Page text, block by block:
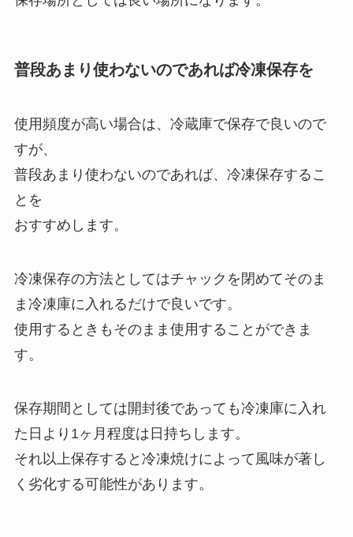
普段あまり使わないのであれば冷凍保存を
使用頻度が高い場合は、冷蔵庫で保存で良いので
すが、
普段あまり使わないのであれば、冷凍保存するこ
とを
おすすめします。
冷凍保存の方法としてはチャックを閉めてそのま
ま冷凍庫に入れるだけで良いです。
使用するときもそのまま使用することができま
す。
保存期間としては開封後であっても冷凍庫に入れ
た日より1ヶ月程度は日持ちします。
それ以上保存すると冷凍焼けによって風味が著し
く劣化する可能性があります。